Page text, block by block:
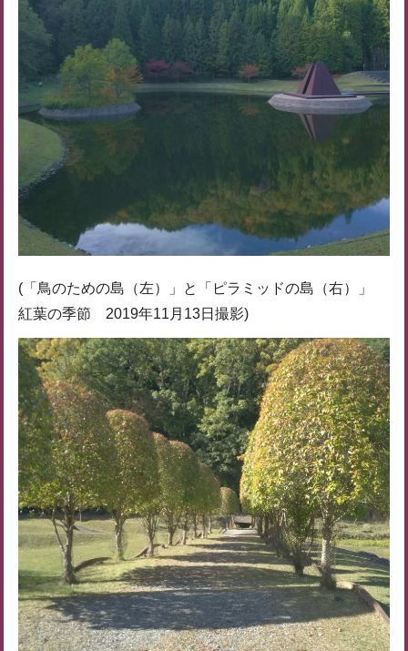
(「鳥のための島（左）」と「ピラミッドの島（右）」
紅葉の季節 2019年11月13日撮影)